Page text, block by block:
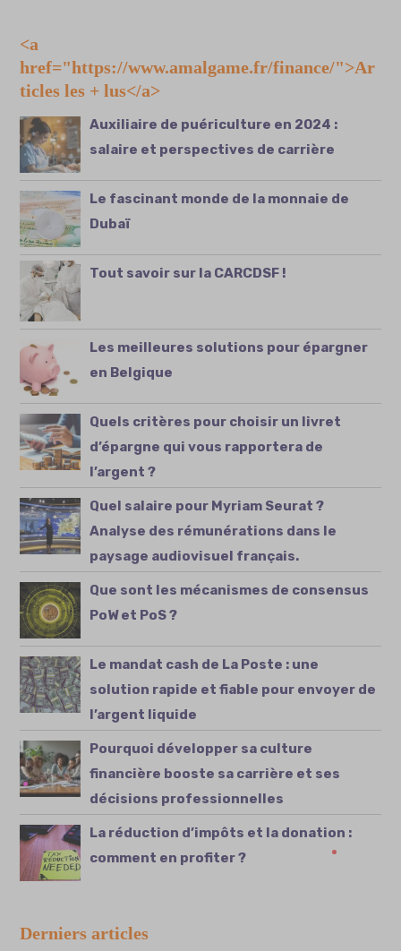
<a
href="https://www.amalgame.fr/finance/">Ar
ticles les + lus</a>
Auxiliaire de puériculture en 2024 :
salaire et perspectives de carrière
Le fascinant monde de la monnaie de
Dubaï
Tout savoir sur la CARCDSF !
Les meilleures solutions pour épargner
en Belgique
Quels critères pour choisir un livret
d’épargne qui vous rapportera de
l’argent ?
Quel salaire pour Myriam Seurat ?
Analyse des rémunérations dans le
paysage audiovisuel français.
Que sont les mécanismes de consensus
PoW et PoS ?
Le mandat cash de La Poste : une
solution rapide et fiable pour envoyer de
l’argent liquide
Pourquoi développer sa culture
financière booste sa carrière et ses
décisions professionnelles
La réduction d’impôts et la donation :
comment en profiter ?
Derniers articles